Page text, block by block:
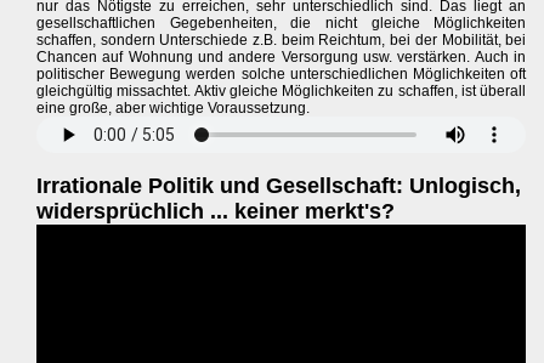
nur das Nötigste zu erreichen, sehr unterschiedlich sind. Das liegt an
gesellschaftlichen Gegebenheiten, die nicht gleiche Möglichkeiten
schaffen, sondern Unterschiede z.B. beim Reichtum, bei der Mobilität, bei
Chancen auf Wohnung und andere Versorgung usw. verstärken. Auch in
politischer Bewegung werden solche unterschiedlichen Möglichkeiten oft
gleichgültig missachtet. Aktiv gleiche Möglichkeiten zu schaffen, ist überall
eine große, aber wichtige Voraussetzung.
Irrationale Politik und Gesellschaft: Unlogisch,
widersprüchlich ... keiner merkt's?